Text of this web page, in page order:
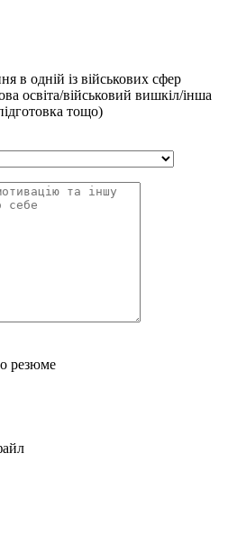
в одній із військових сфер
освіта/військовий вишкіл/інша
тощо)
резюме